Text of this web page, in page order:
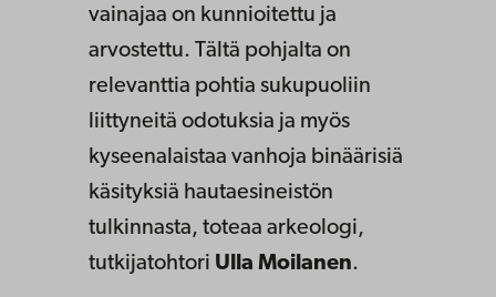
vainajaa on kunnioitettu ja
arvostettu. Tältä pohjalta on
relevanttia pohtia sukupuoliin
liittyneitä odotuksia ja myös
kyseenalaistaa vanhoja binäärisiä
käsityksiä hautaesineistön
tulkinnasta, toteaa arkeologi,
tutkijatohtori Ulla Moilanen.